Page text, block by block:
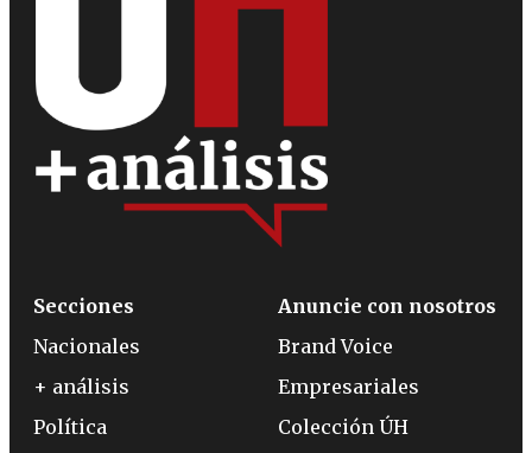
Secciones
Nacionales
+ análisis
Política
Anuncie con nosotros
Brand Voice
Empresariales
Colección ÚH